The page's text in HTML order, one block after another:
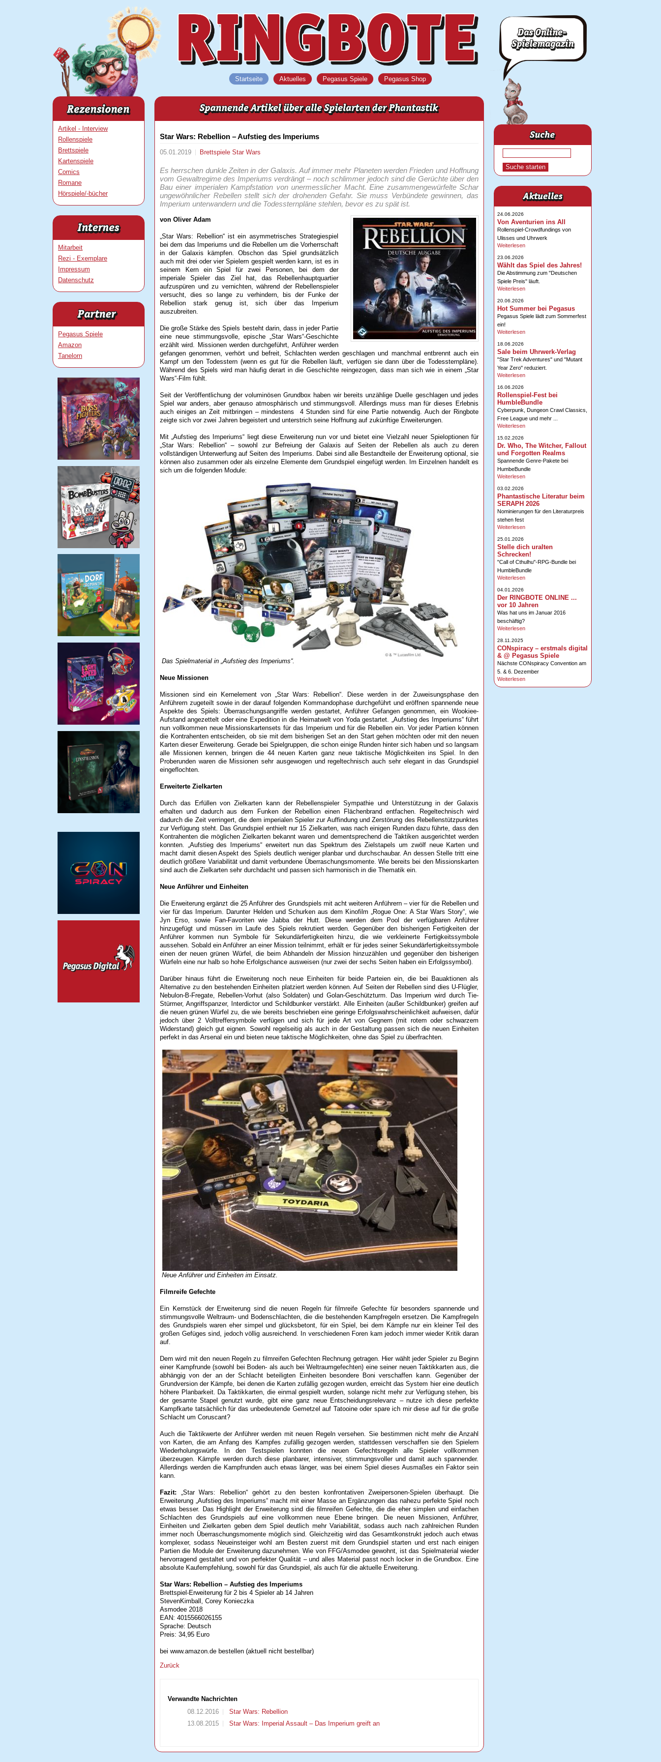
Startseite Aktuelles Pegasus Spiele Pegasus Shop
Artikel - Interview
Rollenspiele
Brettspiele
Kartenspiele
Comics
Romane
Hörspiele/-bücher
Mitarbeit
Rezi - Exemplare
Impressum
Datenschutz
Pegasus Spiele
Amazon
Tanelorn
Star Wars: Rebellion – Aufstieg des Imperiums
05.01.2019 Brettspiele Star Wars
Es herrschen dunkle Zeiten in der Galaxis. Auf immer mehr Planeten werden Frieden und Hoffnung
vom Gewaltregime des Imperiums verdrängt – noch schlimmer jedoch sind die Gerüchte über den
Bau einer imperialen Kampfstation von unermesslicher Macht. Eine zusammengewürfelte Schar
ungewöhnlicher Rebellen stellt sich der drohenden Gefahr. Sie muss Verbündete gewinnen, das
Imperium unterwandern und die Todessternpläne stehlen, bevor es zu spät ist.
von Oliver Adam
„Star Wars: Rebellion“ ist ein asymmetrisches Strategiespiel
bei dem das Imperiums und die Rebellen um die Vorherrschaft
in der Galaxis kämpfen. Obschon das Spiel grundsätzlich
auch mit drei oder vier Spielern gespielt werden kann, ist es in
seinem Kern ein Spiel für zwei Personen, bei dem der
imperiale Spieler das Ziel hat, das Rebellenhauptquartier
aufzuspüren und zu vernichten, während der Rebellenspieler
versucht, dies so lange zu verhindern, bis der Funke der
Rebellion stark genug ist, sich über das Imperium
auszubreiten.
Die große Stärke des Spiels besteht darin, dass in jeder Partie
eine neue stimmungsvolle, epische „Star Wars“-Geschichte
erzählt wird. Missionen werden durchgeführt, Anführer werden
gefangen genommen, verhört und befreit, Schlachten werden geschlagen und manchmal entbrennt auch ein
Kampf um den Todesstern (wenn es gut für die Rebellen läuft, verfügen sie dann über die Todessternpläne).
Während des Spiels wird man häufig derart in die Geschichte reingezogen, dass man sich wie in einem „Star
Wars“-Film fühlt.
Seit der Veröffentlichung der voluminösen Grundbox haben wir bereits unzählige Duelle geschlagen und jedes
Spiel war anders, aber genauso atmosphärisch und stimmungsvoll. Allerdings muss man für dieses Erlebnis
auch einiges an Zeit mitbringen – mindestens 4 Stunden sind für eine Partie notwendig. Auch der Ringbote
zeigte sich vor zwei Jahren begeistert und unterstrich seine Hoffnung auf zukünftige Erweiterungen.
Mit „Aufstieg des Imperiums“ liegt diese Erweiterung nun vor und bietet eine Vielzahl neuer Spieloptionen für
„Star Wars: Rebellion“ – sowohl zur Befreiung der Galaxis auf Seiten der Rebellen als auch zu deren
vollständigen Unterwerfung auf Seiten des Imperiums. Dabei sind alle Bestandteile der Erweiterung optional, sie
können also zusammen oder als einzelne Elemente dem Grundspiel eingefügt werden. Im Einzelnen handelt es
sich um die folgenden Module:
Das Spielmaterial in „Aufstieg des Imperiums“.
Neue Missionen
Missionen sind ein Kernelement von „Star Wars: Rebellion“. Diese werden in der Zuweisungsphase den
Anführern zugeteilt sowie in der darauf folgenden Kommandophase durchgeführt und eröffnen spannende neue
Aspekte des Spiels: Überraschungsangriffe werden gestartet, Anführer Gefangen genommen, ein Wookiee-
Aufstand angezettelt oder eine Expedition in die Heimatwelt von Yoda gestartet. „Aufstieg des Imperiums“ führt
nun vollkommen neue Missionskartensets für das Imperium und für die Rebellen ein. Vor jeder Partien können
die Kontrahenten entscheiden, ob sie mit dem bisherigen Set an den Start gehen möchten oder mit den neuen
Karten dieser Erweiterung. Gerade bei Spielgruppen, die schon einige Runden hinter sich haben und so langsam
alle Missionen kennen, bringen die 44 neuen Karten ganz neue taktische Möglichkeiten ins Spiel. In den
Proberunden waren die Missionen sehr ausgewogen und regeltechnisch auch sehr elegant in das Grundspiel
eingeflochten.
Erweiterte Zielkarten
Durch das Erfüllen von Zielkarten kann der Rebellenspieler Sympathie und Unterstützung in der Galaxis
erhalten und dadurch aus dem Funken der Rebellion einen Flächenbrand entfachen. Regeltechnisch wird
dadurch die Zeit verringert, die dem imperialen Spieler zur Auffindung und Zerstörung des Rebellenstützpunktes
zur Verfügung steht. Das Grundspiel enthielt nur 15 Zielkarten, was nach einigen Runden dazu führte, dass den
Kontrahenten die möglichen Zielkarten bekannt waren und dementsprechend die Taktiken ausgerichtet werden
konnten. „Aufstieg des Imperiums“ erweitert nun das Spektrum des Zielstapels um zwölf neue Karten und
macht damit diesen Aspekt des Spiels deutlich weniger planbar und durchschaubar. An dessen Stelle tritt eine
deutlich größere Variabilität und damit verbundene Überraschungsmomente. Wie bereits bei den Missionskarten
sind auch die Zielkarten sehr durchdacht und passen sich harmonisch in die Thematik ein.
Neue Anführer und Einheiten
Die Erweiterung ergänzt die 25 Anführer des Grundspiels mit acht weiteren Anführern – vier für die Rebellen und
vier für das Imperium. Darunter Helden und Schurken aus dem Kinofilm „Rogue One: A Star Wars Story“, wie
Jyn Erso, sowie Fan-Favoriten wie Jabba der Hutt. Diese werden dem Pool der verfügbaren Anführer
hinzugefügt und müssen im Laufe des Spiels rekrutiert werden. Gegenüber den bisherigen Fertigkeiten der
Anführer kommen nun Symbole für Sekundärfertigkeiten hinzu, die wie verkleinerte Fertigkeitssymbole
aussehen. Sobald ein Anführer an einer Mission teilnimmt, erhält er für jedes seiner Sekundärfertigkeitssymbole
einen der neuen grünen Würfel, die beim Abhandeln der Mission hinzuzählen und gegenüber den bisherigen
Würfeln eine nur halb so hohe Erfolgschance ausweisen (nur zwei der sechs Seiten haben ein Erfolgssymbol).
Darüber hinaus führt die Erweiterung noch neue Einheiten für beide Parteien ein, die bei Bauaktionen als
Alternative zu den bestehenden Einheiten platziert werden können. Auf Seiten der Rebellen sind dies U-Flügler,
Nebulon-B-Fregate, Rebellen-Vorhut (also Soldaten) und Golan-Geschützturm. Das Imperium wird durch Tie-
Stürmer, Angriffspanzer, Interdictor und Schildbunker verstärkt. Alle Einheiten (außer Schildbunker) greifen auf
die neuen grünen Würfel zu, die wie bereits beschrieben eine geringe Erfolgswahrscheinlichkeit aufweisen, dafür
jedoch über 2 Volltreffersymbole verfügen und sich für jede Art von Gegnern (mit rotem oder schwarzem
Widerstand) gleich gut eignen. Sowohl regelseitig als auch in der Gestaltung passen sich die neuen Einheiten
perfekt in das Arsenal ein und bieten neue taktische Möglichkeiten, ohne das Spiel zu überfrachten.
Neue Anführer und Einheiten im Einsatz.
Filmreife Gefechte
Ein Kernstück der Erweiterung sind die neuen Regeln für filmreife Gefechte für besonders spannende und
stimmungsvolle Weltraum- und Bodenschlachten, die die bestehenden Kampfregeln ersetzen. Die Kampfregeln
des Grundspiels waren eher simpel und glücksbetont, für ein Spiel, bei dem Kämpfe nur ein kleiner Teil des
großen Gefüges sind, jedoch völlig ausreichend. In verschiedenen Foren kam jedoch immer wieder Kritik daran
auf.
Dem wird mit den neuen Regeln zu filmreifen Gefechten Rechnung getragen. Hier wählt jeder Spieler zu Beginn
einer Kampfrunde (sowohl bei Boden- als auch bei Weltraumgefechten) eine seiner neuen Taktikkarten aus, die
abhängig von der an der Schlacht beteiligten Einheiten besondere Boni verschaffen kann. Gegenüber der
Grundversion der Kämpfe, bei denen die Karten zufällig gezogen wurden, erreicht das System hier eine deutlich
höhere Planbarkeit. Da Taktikkarten, die einmal gespielt wurden, solange nicht mehr zur Verfügung stehen, bis
der gesamte Stapel genutzt wurde, gibt eine ganz neue Entscheidungsrelevanz – nutze ich diese perfekte
Kampfkarte tatsächlich für das unbedeutende Gemetzel auf Tatooine oder spare ich mir diese auf für die große
Schlacht um Coruscant?
Auch die Taktikwerte der Anführer werden mit neuen Regeln versehen. Sie bestimmen nicht mehr die Anzahl
von Karten, die am Anfang des Kampfes zufällig gezogen werden, stattdessen verschaffen sie den Spielern
Wiederholungswürfe. In den Testspielen konnten die neuen Gefechtsregeln alle Spieler vollkommen
überzeugen. Kämpfe werden durch diese planbarer, intensiver, stimmungsvoller und damit auch spannender.
Allerdings werden die Kampfrunden auch etwas länger, was bei einem Spiel dieses Ausmaßes ein Faktor sein
kann.
Fazit: „Star Wars: Rebellion“ gehört zu den besten konfrontativen Zweipersonen-Spielen überhaupt. Die
Erweiterung „Aufstieg des Imperiums“ macht mit einer Masse an Ergänzungen das nahezu perfekte Spiel noch
etwas besser. Das Highlight der Erweiterung sind die filmreifen Gefechte, die die eher simplen und einfachen
Schlachten des Grundspiels auf eine vollkommen neue Ebene bringen. Die neuen Missionen, Anführer,
Einheiten und Zielkarten geben dem Spiel deutlich mehr Variabilität, sodass auch nach zahlreichen Runden
immer noch Überraschungsmomente möglich sind. Gleichzeitig wird das Gesamtkonstrukt jedoch auch etwas
komplexer, sodass Neueinsteiger wohl am Besten zuerst mit dem Grundspiel starten und erst nach einigen
Partien die Module der Erweiterung dazunehmen. Wie von FFG/Asmodee gewohnt, ist das Spielmaterial wieder
hervorragend gestaltet und von perfekter Qualität – und alles Material passt noch locker in die Grundbox. Eine
absolute Kaufempfehlung, sowohl für das Grundspiel, als auch für die aktuelle Erweiterung.
Star Wars: Rebellion – Aufstieg des Imperiums
Brettspiel-Erweiterung für 2 bis 4 Spieler ab 14 Jahren
StevenKimball, Corey Konieczka
Asmodee 2018
EAN: 4015566026155
Sprache: Deutsch
Preis: 34,95 Euro
bei www.amazon.de bestellen (aktuell nicht bestellbar)
Zurück
Verwandte Nachrichten
08.12.2016
Star Wars: Rebellion
13.08.2015
Star Wars: Imperial Assault – Das Imperium greift an
24.06.2026
Von Aventurien ins All
Rollenspiel-Crowdfundings von
Ulisses und Uhrwerk
Weiterlesen
23.06.2026
Wählt das Spiel des Jahres!
Die Abstimmung zum "Deutschen
Spiele Preis" läuft.
Weiterlesen
20.06.2026
Hot Summer bei Pegasus
Pegasus Spiele lädt zum Sommerfest
ein!
Weiterlesen
18.06.2026
Sale beim Uhrwerk-Verlag
"Star Trek Adventures" und "Mutant
Year Zero" reduziert.
Weiterlesen
16.06.2026
Rollenspiel-Fest bei
HumbleBundle
Cyberpunk, Dungeon Crawl Classics,
Free League und mehr ...
Weiterlesen
15.02.2026
Dr. Who, The Witcher, Fallout
und Forgotten Realms
Spannende Genre-Pakete bei
HumbeBundle
Weiterlesen
03.02.2026
Phantastische Literatur beim
SERAPH 2026
Nominierungen für den Literaturpreis
stehen fest
Weiterlesen
25.01.2026
Stelle dich uralten
Schrecken!
"Call of Cthulhu"-RPG-Bundle bei
HumbleBundle
Weiterlesen
04.01.2026
Der RINGBOTE ONLINE ...
vor 10 Jahren
Was hat uns im Januar 2016
beschäftig?
Weiterlesen
28.11.2025
CONspiracy – erstmals digital
& @ Pegasus Spiele
Nächste CONspiracy Convention am
5. & 6. Dezember
Weiterlesen